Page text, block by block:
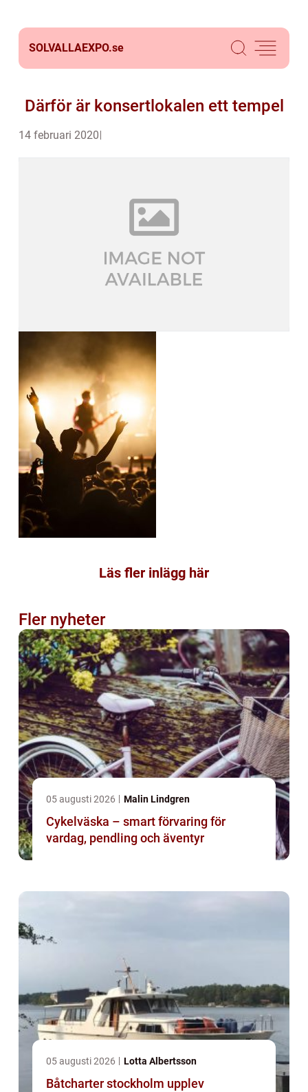
SOLVALLAEXPO.se
Därför är konsertlokalen ett tempel
14 februari 2020
Läs fler inlägg här
Fler nyheter
05 augusti 2026 Malin Lindgren
Cykelväska – smart förvaring för
vardag, pendling och äventyr
05 augusti 2026 Lotta Albertsson
Båtcharter stockholm upplev